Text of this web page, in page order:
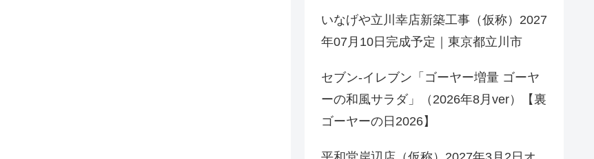
いなげや立川幸店新築工事（仮称）2027
年07月10日完成予定｜東京都立川市
セブン-イレブン「ゴーヤー増量 ゴーヤ
ーの和風サラダ」（2026年8月ver）【裏
ゴーヤーの日2026】